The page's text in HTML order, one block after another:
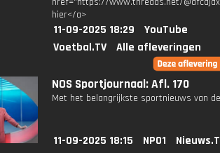
hier</a>
11-09-2025 18:29
YouTube
Voetbal.TV
Alle afleveringen
NOS Sportjournaal: Afl. 170
Met het belangrijkste sportnieuws van
11-09-2025 18:15 NPO1